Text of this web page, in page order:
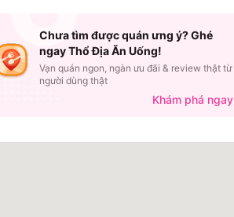
Chưa tìm được quán ưng ý? Ghé
ngay Thổ Địa Ăn Uống!
Vạn quán ngon, ngàn ưu đãi & review thật từ
người dùng thật
Khám phá ngay